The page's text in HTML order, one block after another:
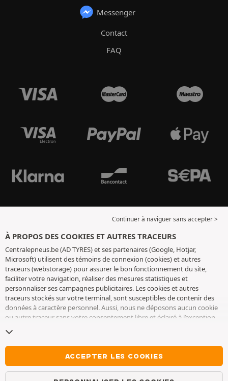
Messenger
Contact
FAQ
Continuer à naviguer sans accepter >
À PROPOS DES COOKIES ET AUTRES TRACEURS
Centralepneus.be (AD TYRES) et ses partenaires (Google, Hotjar,
Microsoft) utilisent des témoins de connexion (cookies) et autres
traceurs (webstorage) pour assurer le bon fonctionnement du site,
faciliter votre navigation, réaliser des mesures statistiques et
personnaliser ses campagnes publicitaires. Les cookies et autres
traceurs stockés sur votre terminal, sont susceptibles de contenir des
données à caractère personnel. Aussi, nous ne déposons aucun cookie
ou autre traceur sans votre consentement libre et éclairé à l’exception
conservons votre choix pendant 6 mois. Vous pouvez retirer votre
consentement à tout moment en vous rendant sur lapage cookies et
. Vous pouvez choisir de continuer à naviguer sans
accepter le dépôt de cookies ou autres traceurs. Le refus ne fait pas
obstacle à l’accès aux services AD TYRES. Pour plus d’informations, nous
ACCEPTER LES COOKIES